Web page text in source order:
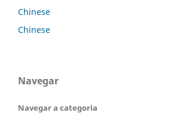
Chinese
Chinese
Navegar
Navegar a categoria